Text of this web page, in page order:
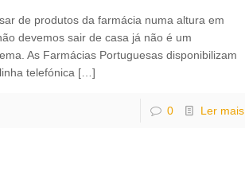
de produtos da farmácia numa altura em
devemos sair de casa já não é um
As Farmácias Portuguesas disponibilizam
telefónica […]
0 Ler mais